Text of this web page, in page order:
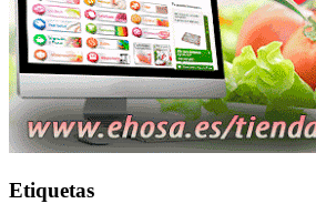
Etiquetas